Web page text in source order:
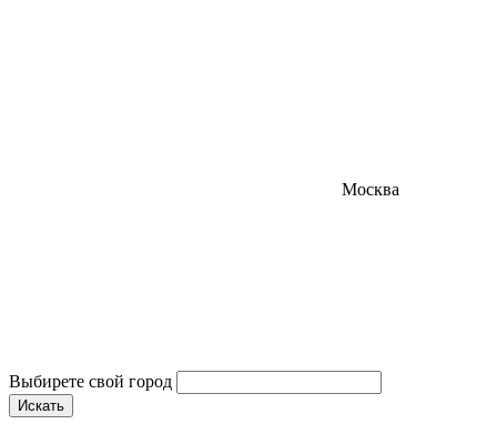
Москва
Выбирете свой город
Искать